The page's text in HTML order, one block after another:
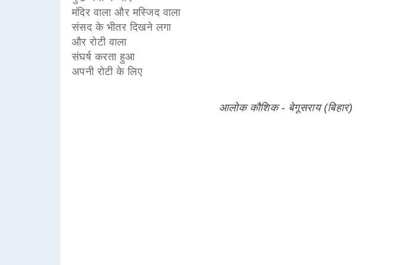
मंदिर वाला और मस्जिद वाला
संसद के भीतर दिखने लगा
और रोटी वाला
संघर्ष करता हुआ
अपनी रोटी के लिए
आलोक कौशिक - बेगूसराय (बिहार)